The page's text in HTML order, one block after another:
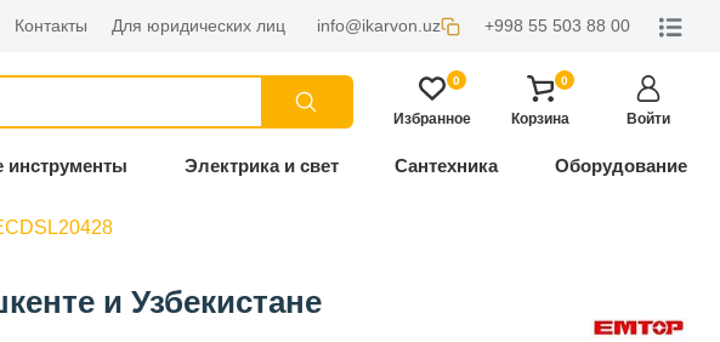
Контакты Для юридических лиц info@ikarvon.uz +998 55 503 88 00
0
Избранное
0
Корзина Войти
инструменты Электрика и свет Сантехника Оборудование
и Узбекистане